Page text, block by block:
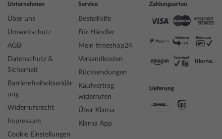
Geschlecht
Damen
Hersteller Artikel-Nr.
96375
Anzeige
Analog
Antrieb
706.1, Ronda, Swiss Made, 1 Jewel
Funktionen
Datum, Minute, Mondphase, Sekunde,
Stunde, Wochentag
Unternehmen
Über uns
Umweltschutz
AGB
Datenschutz &
Sicherheit
Barrierefreiheitserklär
ung
Widerrufsrecht
Impressum
Cookie Einstellungen
Service
Bestellhilfe
Für Händler
Mein timeshop24
Versandkosten
Rücksendungen
Kaufvertrag
widerrufen
Über Klarna
Klarna App
Zahlungsarten
Lieferung